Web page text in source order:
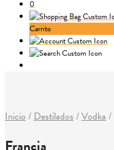
0
Carrito
Inicio / Destilados /Vodka /
Francia